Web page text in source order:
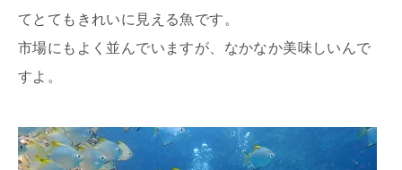
てとてもきれいに見える魚です。
市場にもよく並んでいますが、なかなか美味しいんで
すよ。